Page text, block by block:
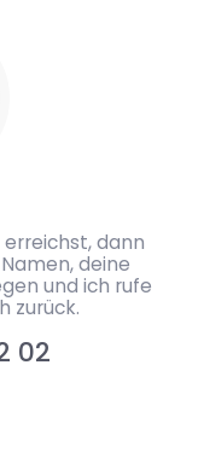
dann
deine
und ich rufe
zurück.
02